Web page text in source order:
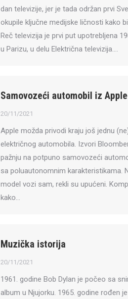
dan televizije, jer je tada održan prvi
okupile ključne medijske ličnosti kako
Reč televizija je prvi put upotrebljena
u Parizu, u delu Električna televizija.…
Samovozeći automobil iz
20/11/2021
Apple možda privodi kraju još jednu
električnog automobila. Izvori
pažnju na potpuno samovozeći
sa poluautonomnim karakteristikama.
model vozi sam, rekli su upućeni.
kako…
Muzička istorija
20/11/2021
1961. godine Bob Dylan je počeo sa
album u Njujorku. 1965. godine rođen